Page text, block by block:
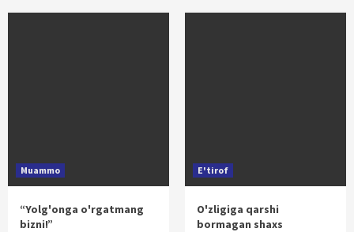
Muammo
“Yolg'onga o'rgatmang
bizni!”
E'tirof
O'zligiga qarshi
bormagan shaxs